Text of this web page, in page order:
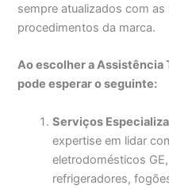
sempre atualizados com
procedimentos da marca.
Ao escolher a Assistência
pode esperar o seguinte:
Serviços
expertise em lidar
eletrodomésticos
refrigeradores,